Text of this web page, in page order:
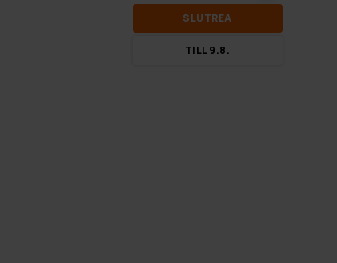
SLUT­REA
TILL 9.8.